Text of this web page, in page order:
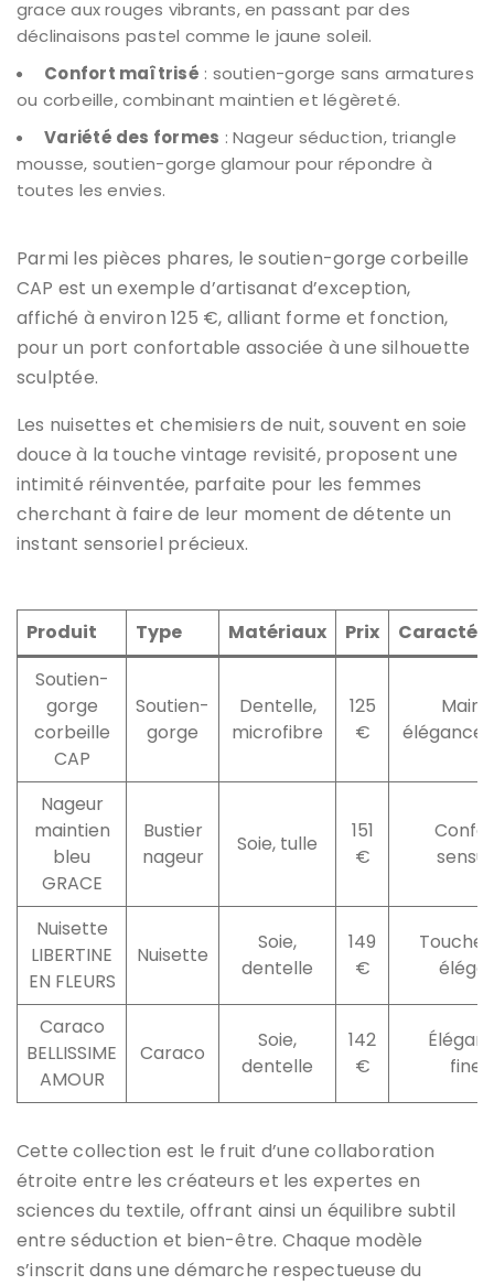
grace aux rouges vibrants, en passant par des
déclinaisons pastel comme le jaune soleil.
Confort maîtrisé : soutien-gorge sans armatures
ou corbeille, combinant maintien et légèreté.
Variété des formes : Nageur séduction, triangle
mousse, soutien-gorge glamour pour répondre à
toutes les envies.
Parmi les pièces phares, le soutien-gorge corbeille
CAP est un exemple d’artisanat d’exception,
affiché à environ 125 €, alliant forme et fonction,
pour un port confortable associée à une silhouette
sculptée.
Les nuisettes et chemisiers de nuit, souvent en soie
douce à la touche vintage revisité, proposent une
intimité réinventée, parfaite pour les femmes
cherchant à faire de leur moment de détente un
instant sensoriel précieux.
Produit Type Matériaux Prix
Soutien-
gorge
corbeille
CAP
Soutien-
gorge
Dentelle,
microfibre
125
€
Nageur
maintien
bleu
GRACE
Bustier
nageur
Soie, tulle
151
€
Nuisette
LIBERTINE
EN FLEURS
Nuisette
Soie,
dentelle
149
€
Caraco
BELLISSIME
AMOUR
Caraco
Soie,
dentelle
142
€
Cette collection est le fruit d’une collaboration
étroite entre les créateurs et les expertes en
sciences du textile, offrant ainsi un équilibre subtil
entre séduction et bien-être. Chaque modèle
s’inscrit dans une démarche respectueuse du